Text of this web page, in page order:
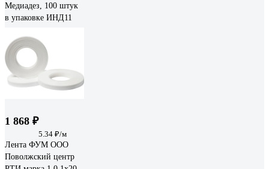
Медиадез, 100 штук
в упаковке ИНД11
1 868 ₽
5.34 ₽/м
Лента ФУМ ООО
Поволжский центр